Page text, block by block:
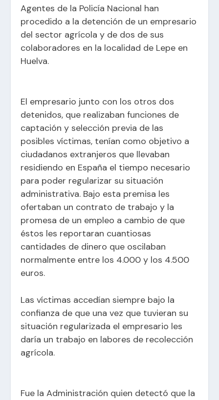
Agentes de la Policía Nacional han
procedido a la detención de un empresario
del sector agrícola y de dos de sus
colaboradores en la localidad de Lepe en
Huelva.
El empresario junto con los otros dos
detenidos, que realizaban funciones de
captación y selección previa de las
posibles víctimas, tenían como objetivo a
ciudadanos extranjeros que llevaban
residiendo en España el tiempo necesario
para poder regularizar su situación
administrativa. Bajo esta premisa les
ofertaban un contrato de trabajo y la
promesa de un empleo a cambio de que
éstos les reportaran cuantiosas
cantidades de dinero que oscilaban
normalmente entre los 4.000 y los 4.500
euros.
Las víctimas accedían siempre bajo la
confianza de que una vez que tuvieran su
situación regularizada el empresario les
daría un trabajo en labores de recolección
agrícola.
Fue la Administración quien detectó que la